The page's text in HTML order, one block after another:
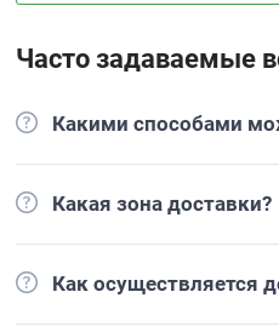
Часто задаваемые
Какими способами
Какая зона доставки?
Как осуществляется